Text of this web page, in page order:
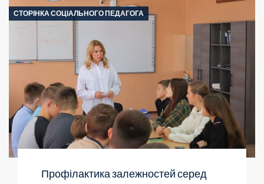
СТОРІНКА СОЦІАЛЬНОГО ПЕДАГОГА
Профілактика залежностей серед